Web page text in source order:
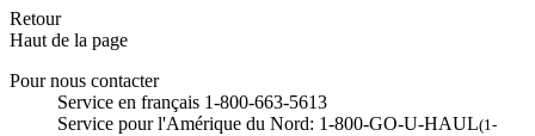
Retour
Haut de la page
Pour nous contacter
Service en français 1-800-663-5613
Service pour l'Amérique du Nord: 1-800-GO-U-HAUL(1-